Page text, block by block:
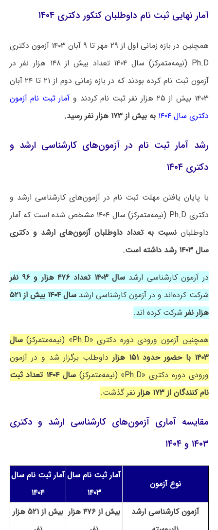
آمار نهایی ثبت نام داوطلبان کنکور دکتری ۱۴۰۴
همچنین در بازه زمانی اول از ۲۹ مهر تا ۹ آبان ۱۴۰۳ آزمون دکتری
Ph.D (نیمه‌متمرکز) سال ۱۴۰۴ تعداد بیش از ۱۴۸ هزار نفر در
آزمون ثبت نام کرده بودند که در بازه زمانی دوم از ۲۱ تا ۲۴ آبان
۱۴۰۳ بیش از ۲۵ هزار نفر ثبت نام کردند و
آمار ثبت نام آزمون
دکتری سال ۱۴۰۴
به بیش از ۱۷۳ هزار نفر رسید.
رشد آمار ثبت نام در آزمون‌های کارشناسی ارشد و
دکتری ۱۴۰۴
با پایان یافتن مهلت ثبت نام در آزمون‌های کارشناسی ارشد و
دکتری Ph.D (نیمه‌متمرکز) سال ۱۴۰۴ مشخص شده است که آمار
داوطلباننسبت به تعداد داوطلبان آزمون‌های ارشد و دکتری
سال ۱۴۰۳ رشد داشته است.
در آزمون کارشناسی ارشد سال ۱۴۰۳ تعداد ۴۷۶ هزار و ۹۶ نفر
شرکت کرده‌اند و در آزمون کارشناسی ارشد
سال ۱۴۰۴ بیش از ۵۲۱
هزار نفر شرکت کرده اند.
همچنین آزمون ورودی دوره دکتری «Ph.D» (نیمه‌متمرکز)
سال
۱۴۰۳ با حضور حدود ۱۵۱ هزار
داوطلب برگزار شد و در آزمون
ورودی دوره دکتری «Ph.D» (نیمه‌متمرکز)
سال ۱۴۰۴ تعداد ثبت
نام کنندگان از ۱۷۳ هزار
نفر گذشت.
مقایسه آماری آزمون‌های کارشناسی ارشد و دکتری
۱۴۰۳ و ۱۴۰۴
نوع آزمون
آمار ثبت نام سال
۱۴۰۳
آمار ثبت نام سال
۱۴۰۴
آزمون کارشناسی ارشد
بیش از ۴۷۶ هزار
بیش از ۵۲۱ هزار